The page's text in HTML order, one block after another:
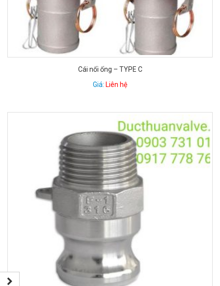
Cái nối ống – TYPE C
Giá: Liên hệ